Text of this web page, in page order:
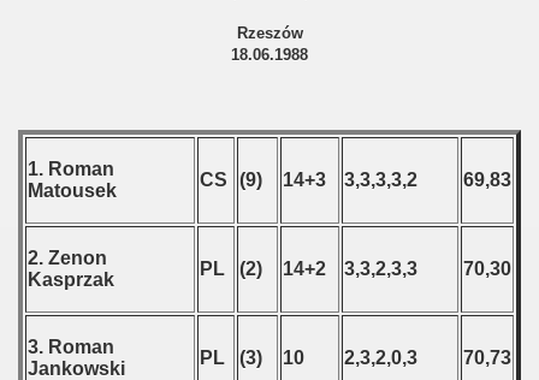
Rzeszów
18.06.1988
1. Roman
Matousek
CS (9) 14+3 3,3,3,3,2 69,83
2. Zenon
Kasprzak
PL (2) 14+2 3,3,2,3,3 70,30
3. Roman
Jankowski
PL (3) 10 2,3,2,0,3 70,73